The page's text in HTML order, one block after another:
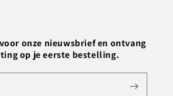
onze nieuwsbrief en ontvang
op je eerste bestelling.